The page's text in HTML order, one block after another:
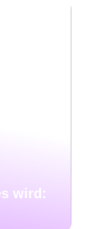
wird: